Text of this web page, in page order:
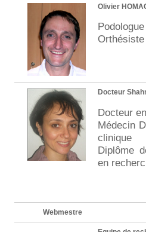
Olivier
Orthésiste
Docteur
Docteur
Médecin
clinique
Diplôme
en
Webmestre